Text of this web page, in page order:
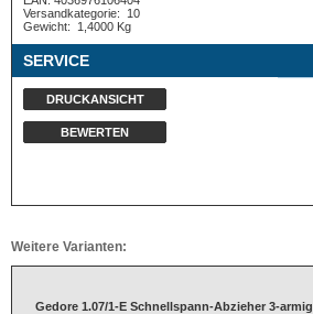
Versandkategorie:
10
Gewicht:
1,4000 Kg
SERVICE
DRUCKANSICHT
BEWERTEN
Weitere Varianten:
Gedore 1.07/1-E Schnellspann-Abzieher 3-armig